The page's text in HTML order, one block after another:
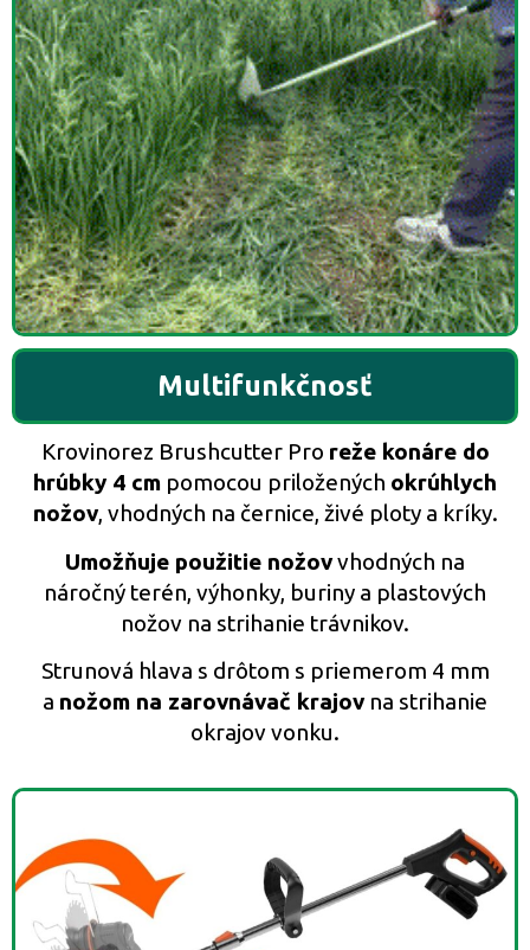
Multifunkčnosť
Krovinorez Brushcutter Pro reže konáre do
hrúbky 4 cm pomocou priložených okrúhlych
nožov, vhodných na černice, živé ploty a kríky.
Umožňuje použitie nožovvhodných na
náročný terén, výhonky, buriny a plastových
nožov na strihanie trávnikov.
Strunová hlava s drôtom s priemerom 4 mm
a nožom na zarovnávač krajovna strihanie
okrajov vonku.